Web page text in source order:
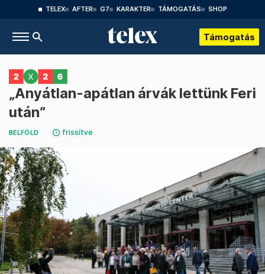
TELEX AFTER G7 KARAKTER TÁMOGATÁS SHOP
Támogatás
„Anyátlan-apátlan árvák lettünk Feri
után”
BELFÖLD frissítve